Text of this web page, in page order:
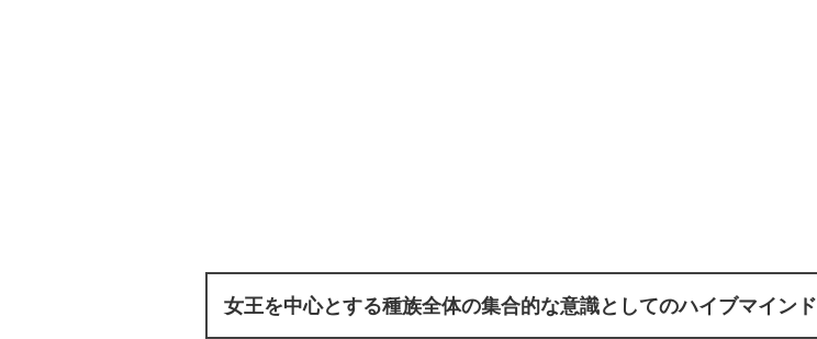
女王を中心とする種族全体の集合的な意識としてのハイブマインド